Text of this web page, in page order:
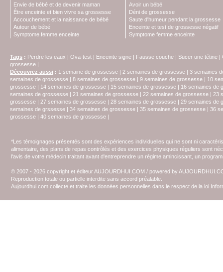
Envie de bébé et de devenir maman
Être enceinte et bien vivre sa grossesse
Accouchement et la naissance de bébé
Autour de bébé
Symptome femme enceinte
Avoir un bébé
Déni de grossesse
Saute d'humeur pendant la grossesse
Enceinte et test de grossesse négatif
Symptome femme enceinte
Tags : Perdre les eaux | Ova-test | Enceinte signe | Fausse couche | Sucer une tétine |
grossesse |
Découvrez aussi : 1 semaine de grossesse | 2 semaines de grossesse | 3 semaines
semaines de grossesse | 8 semaines de grossesse | 9 semaines de grossesse | 10
grossesse | 14 semaines de grossesse | 15 semaines de grossesse | 16 semaines de
semaines de grossesse | 21 semaines de grossesse | 22 semaines de grossesse | 23
grossesse | 27 semaines de grossesse | 28 semaines de grossesse | 29 semaines de
semaines de grssesse | 34 semaines de grossesse | 35 semaines de grossesse | 36
grossesse | 40 semaines de grossesse |
*Les témoignages présentés sont des expériences individuelles qui ne sont ni
alimentaire, des plans de repas contrôlés et des exercices physiques réguliers sont
l'avis de votre médecin traitant avant d'entreprendre un régime amincissant, un
© 2007 - 2026 copyright et éditeur AUJOURDHUI.COM / powered by
Reproduction totale ou partielle interdite sans accord préalable.
Aujourdhui.com collecte et traite les données personnelles dans le respect de la loi